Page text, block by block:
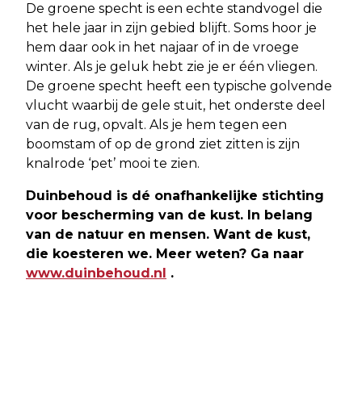
De groene specht is een echte standvogel die
het hele jaar in zijn gebied blijft. Soms hoor je
hem daar ook in het najaar of in de vroege
winter. Als je geluk hebt zie je er één vliegen.
De groene specht heeft een typische golvende
vlucht waarbij de gele stuit, het onderste deel
van de rug, opvalt. Als je hem tegen een
boomstam of op de grond ziet zitten is zijn
knalrode ‘pet’ mooi te zien.
Duinbehoud is dé onafhankelijke stichting
voor bescherming van de kust. In belang
van de natuur en mensen. Want de kust,
die koesteren we. Meer weten? Ga naar
www.duinbehoud.nl .